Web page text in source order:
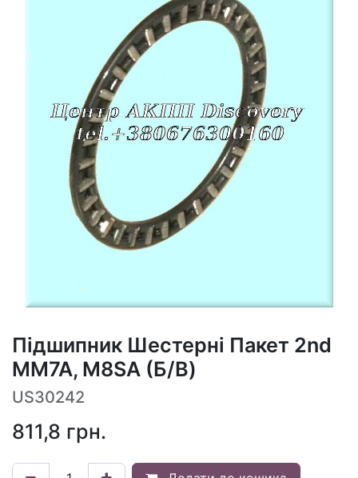
Підшипник Шестерні Пакет 2nd
MM7A, M8SA (Б/В)
US30242
811,8 грн.